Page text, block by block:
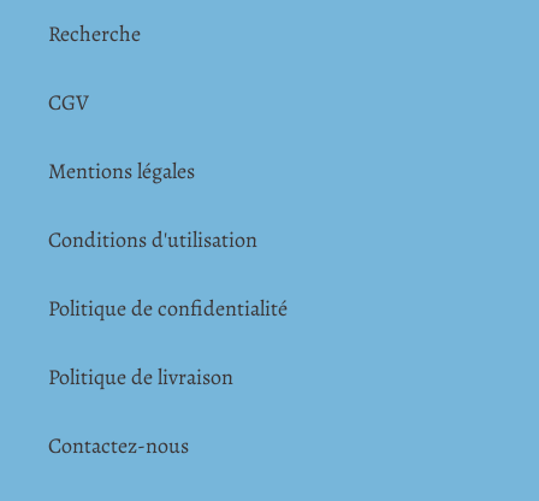
Recherche
CGV
Mentions légales
Conditions d'utilisation
Politique de confidentialité
Politique de livraison
Contactez-nous